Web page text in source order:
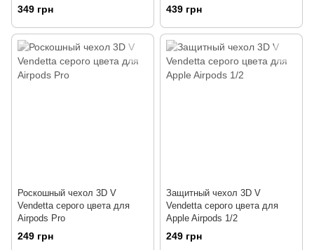
349 грн 439 грн
Роскошный чехол 3D V
Vendetta серого цвета для
Airpods Pro
249 грн
Защитный чехол 3D V
Vendetta серого цвета для
Apple Airpods 1/2
249 грн